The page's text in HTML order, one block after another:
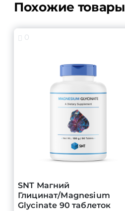
Похожие товары
0
SNT Магний
Глицинат/Magnesium
Glycinate 90 таблеток